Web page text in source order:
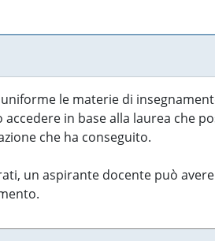
le materie di
in base alla laurea che
che ha conseguito.
un aspirante docente può avere